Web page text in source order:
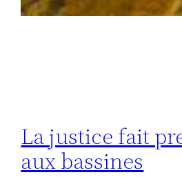
La justice fait
aux bassines